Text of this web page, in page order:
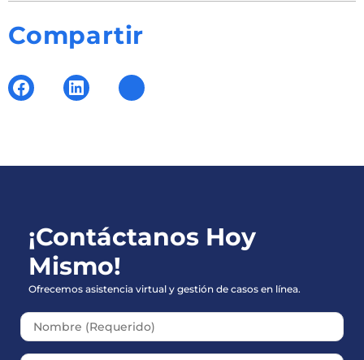
Compartir
¡Contáctanos Hoy
Mismo!
Ofrecemos asistencia virtual y gestión de casos en línea.
Please leave this field